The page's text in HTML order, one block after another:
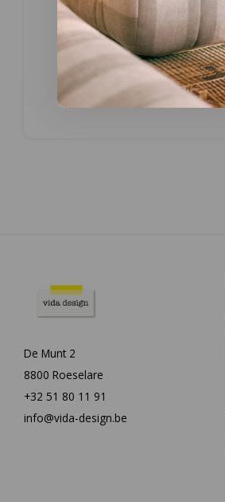
De Munt 2
8800 Roeselare
+32 51 80 11 91
info@vida-design.be